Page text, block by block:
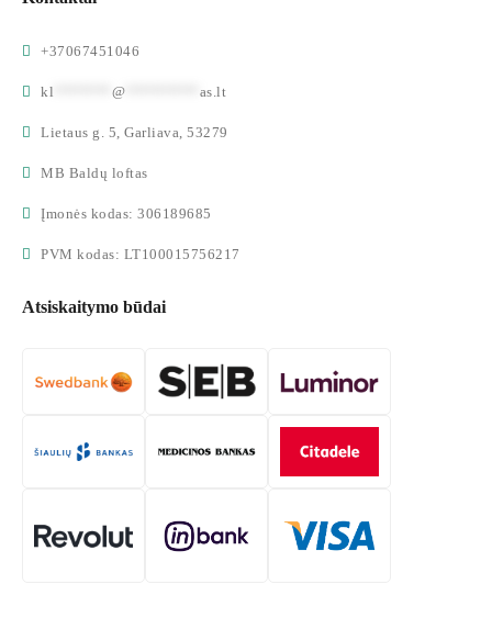
+37067451046
kl @ as.lt
Lietaus g. 5, Garliava, 53279
MB Baldų loftas
Įmonės kodas: 306189685
PVM kodas: LT100015756217
Atsiskaitymo būdai